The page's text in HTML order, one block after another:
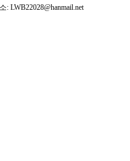
: LWB22028@hanmail.net